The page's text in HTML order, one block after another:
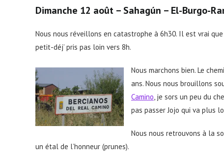
Dimanche 12 août – Sahagún – El-Burgo-
Nous nous réveillons en catastrophe à 6h30. Il est vrai
petit-déj’ pris pas loin vers 8h.
Nous marchons bien. Le
ans. Nous nous brouillons
Camino, je sors un peu du
pas passer Jojo qui va plus
Nous nous retrouvons à la
un étal de l’honneur (prunes).